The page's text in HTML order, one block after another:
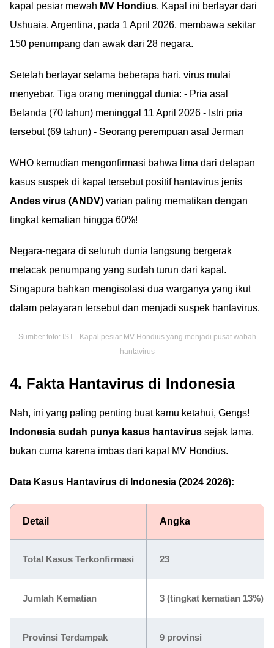
kapal pesiar mewah MV Hondius. Kapal ini berlayar dari
Ushuaia, Argentina, pada 1 April 2026, membawa sekitar
150 penumpang dan awak dari 28 negara.
Setelah berlayar selama beberapa hari, virus mulai
menyebar. Tiga orang meninggal dunia: - Pria asal
Belanda (70 tahun) meninggal 11 April 2026 - Istri pria
tersebut (69 tahun) - Seorang perempuan asal Jerman
WHO kemudian mengonfirmasi bahwa lima dari delapan
kasus suspek di kapal tersebut positif hantavirus jenis
Andes virus (ANDV) varian paling mematikan dengan
tingkat kematian hingga 60%!
Negara-negara di seluruh dunia langsung bergerak
melacak penumpang yang sudah turun dari kapal.
Singapura bahkan mengisolasi dua warganya yang ikut
dalam pelayaran tersebut dan menjadi suspek hantavirus.
Sumber foto: IST - Kapal pesiar MV Hondius yang menjadi pusat wabah
hantavirus
4. Fakta Hantavirus di Indonesia
Nah, ini yang paling penting buat kamu ketahui, Gengs!
Indonesia sudah punya kasus hantavirus sejak lama,
bukan cuma karena imbas dari kapal MV Hondius.
Data Kasus Hantavirus di Indonesia (2024 2026):
Detail Angka
Total Kasus Terkonfirmasi 23
Jumlah Kematian 3 (tingkat kematian 13%)
Provinsi Terdampak 9 provinsi